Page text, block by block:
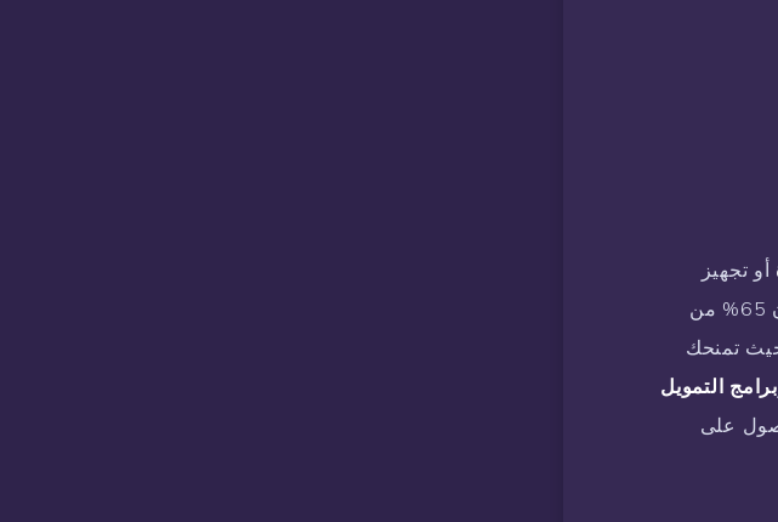
أو تجهيز
يوفر لك الحلول المثالية. تشير الإحصائيات إلى أن 65% من
تمنحك
برامج التمويل
على